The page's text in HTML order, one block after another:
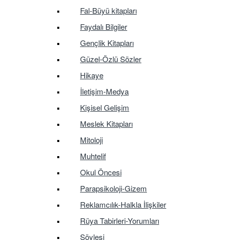
Fal-Büyü kitapları
Faydalı Bilgiler
Gençlik Kitapları
Güzel-Özlü Sözler
Hikaye
İletişim-Medya
Kişisel Gelişim
Meslek Kitapları
Mitoloji
Muhtelif
Okul Öncesi
Parapsikoloji-Gizem
Reklamcılık-Halkla İlişkiler
Rüya Tabirleri-Yorumları
Söyleşi